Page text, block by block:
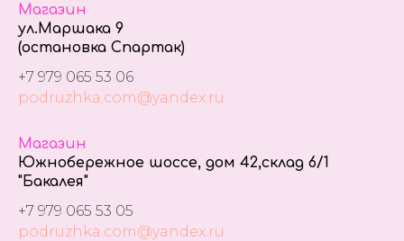
Магазин
ул.Маршака 9
(остановка Спартак)
+7 979 065 53 06
podruzhka.com@yandex.ru
Магазин
Южнобережное шоссе, дом 42,склад 6/1
"Бакалея"
+7 979 065 53 05
podruzhka.com@yandex.ru